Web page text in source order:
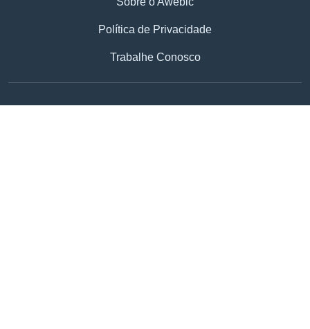
Política de Privacidade
Trabalhe Conosco